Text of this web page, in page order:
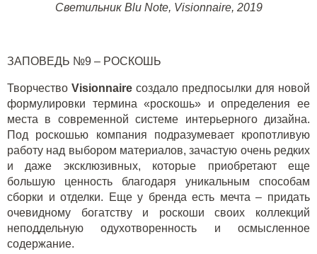
Светильник Blu Note, Visionnaire, 2019
ЗАПОВЕДЬ №9 – РОСКОШЬ
Творчество Visionnaire создало предпосылки для новой
формулировки термина «роскошь» и определения ее
места в современной системе интерьерного дизайна.
Под роскошью компания подразумевает кропотливую
работу над выбором материалов, зачастую очень редких
и даже эксклюзивных, которые приобретают еще
большую ценность благодаря уникальным способам
сборки и отделки. Еще у бренда есть мечта – придать
очевидному богатству и роскоши своих коллекций
неподдельную одухотворенность и осмысленное
содержание.